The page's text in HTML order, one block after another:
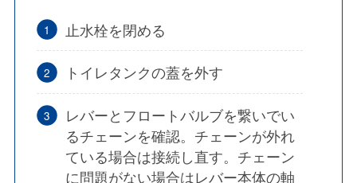
止水栓を閉める
トイレタンクの蓋を外す
レバーとフロートバルブを繋いでい
るチェーンを確認。チェーンが外れ
ている場合は接続し直す。チェーン
に問題がない場合はレバー本体の軸